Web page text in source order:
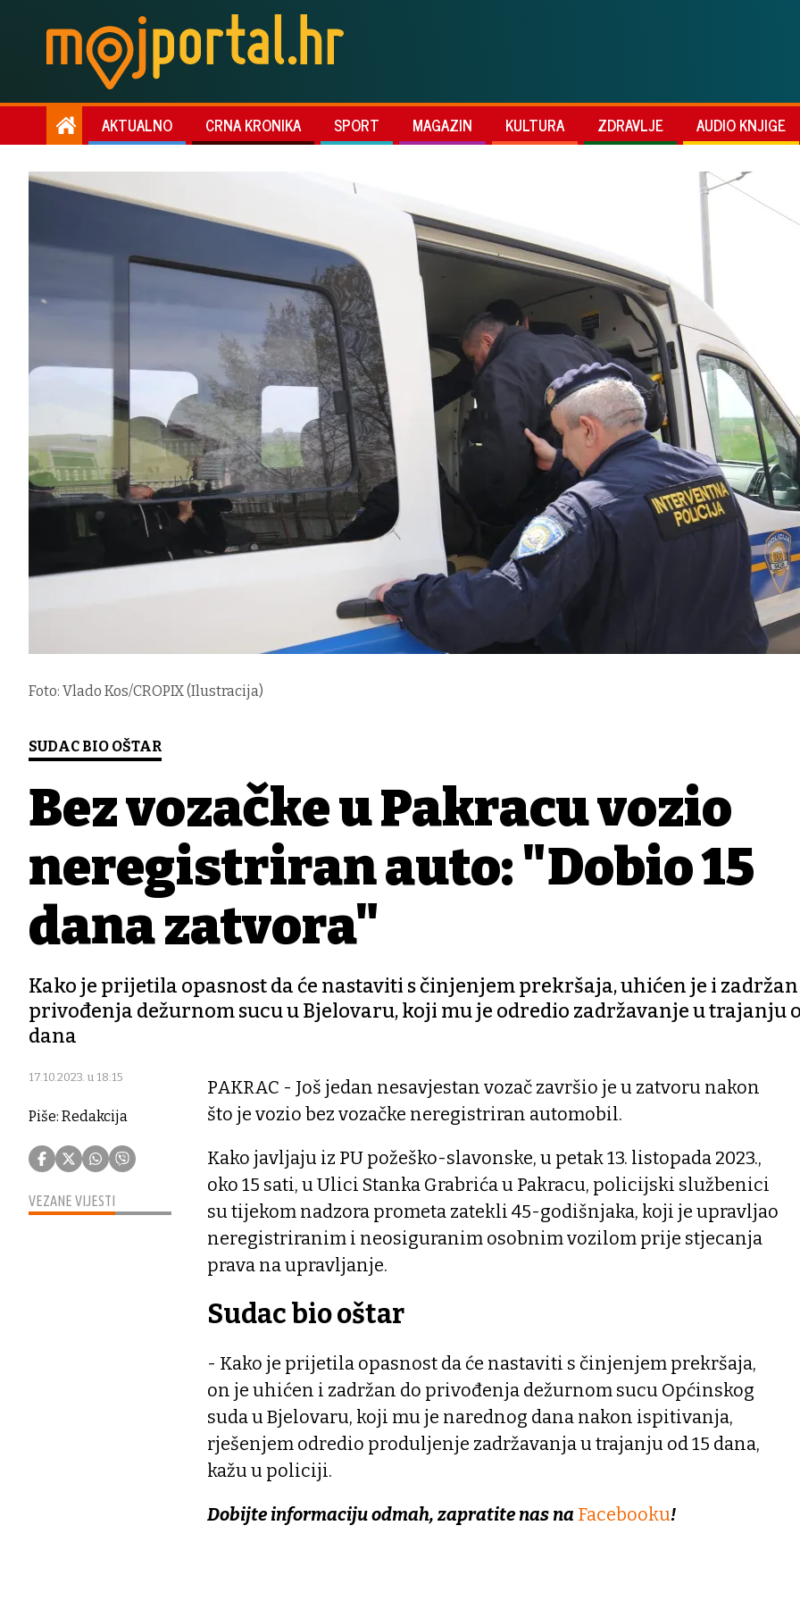
AKTUALNO CRNA KRONIKA SPORT MAGAZIN KULTURA ZDRAVLJE AUDIO KNJIGE
Foto: Vlado Kos/CROPIX (Ilustracija)
SUDAC BIO OŠTAR
Bez vozačke u Pakracu vozio
neregistriran auto: "Dobio 15
dana zatvora"
Kako je prijetila opasnost da će nastaviti s činjenjem prekršaja, uhićen je i zadržan
privođenja dežurnom sucu u Bjelovaru, koji mu je odredio zadržavanje u trajanju
dana
17.10.2023. u 18:15
Piše: Redakcija
VEZANE VIJESTI
PAKRAC - Još jedan nesavjestan vozač završio je u zatvoru nakon
što je vozio bez vozačke neregistriran automobil.
Kako javljaju iz PU požeško-slavonske, u petak 13. listopada 2023.,
oko 15 sati, u Ulici Stanka Grabrića u Pakracu, policijski službenici
su tijekom nadzora prometa zatekli 45-godišnjaka, koji je upravljao
neregistriranim i neosiguranim osobnim vozilom prije stjecanja
prava na upravljanje.
Sudac bio oštar
- Kako je prijetila opasnost da će nastaviti s činjenjem prekršaja,
on je uhićen i zadržan do privođenja dežurnom sucu Općinskog
suda u Bjelovaru, koji mu je narednog dana nakon ispitivanja,
rješenjem odredio produljenje zadržavanja u trajanju od 15 dana,
kažu u policiji.
Dobijte informaciju odmah, zapratite nas na Facebooku!